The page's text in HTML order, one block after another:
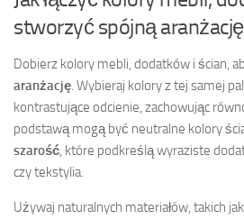
stworzyć spójną
Dobierz kolory mebli, dodatków i ścian,
aranżację . Wybieraj kolory z tej samej
kontrastujące odcienie, zachowując
podstawą mogą być neutralne kolory
szarość , które podkreślą wyraziste
czy tekstylia.
Używaj naturalnych materiałów, takich jak